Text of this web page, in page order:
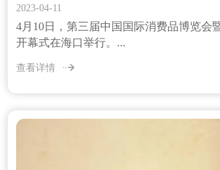
2023-04-11
4月10日，第三届中国国际消费品博览会
开幕式在海口举行。...
查看详情